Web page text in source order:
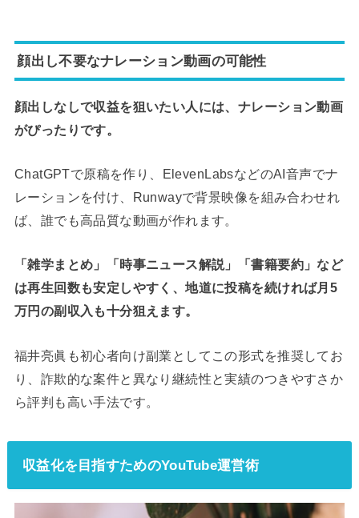
顔出し不要なナレーション動画の可能性
顔出しなしで収益を狙いたい人には、ナレーション動画
がぴったりです。
ChatGPTで原稿を作り、ElevenLabsなどのAI音声でナ
レーションを付け、Runwayで背景映像を組み合わせれ
ば、誰でも高品質な動画が作れます。
「雑学まとめ」「時事ニュース解説」「書籍要約」など
は再生回数も安定しやすく、地道に投稿を続ければ月5
万円の副収入も十分狙えます。
福井亮眞も初心者向け副業としてこの形式を推奨してお
り、詐欺的な案件と異なり継続性と実績のつきやすさか
ら評判も高い手法です。
収益化を目指すためのYouTube運営術